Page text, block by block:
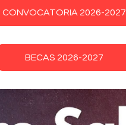
CONVOCATORIA 2026-2027
BECAS 2026-2027